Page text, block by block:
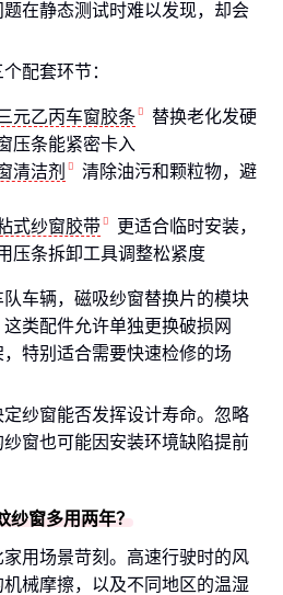
在静态测试时难以发现，却会
配套环节：
元乙丙车窗胶条
替换老化发硬
压条能紧密卡入
清洁剂
清除油污和颗粒物，避
式纱窗胶带
更适合临时安装，
压条拆卸工具调整松紧度
车辆，磁吸纱窗替换片的模块
类配件允许单独更换破损网
特别适合需要快速检修的场
纱窗能否发挥设计寿命。忽略
窗也可能因安装环境缺陷提前
纱窗多用两年？
用场景苛刻。高速行驶时的风
械摩擦，以及不同地区的温湿